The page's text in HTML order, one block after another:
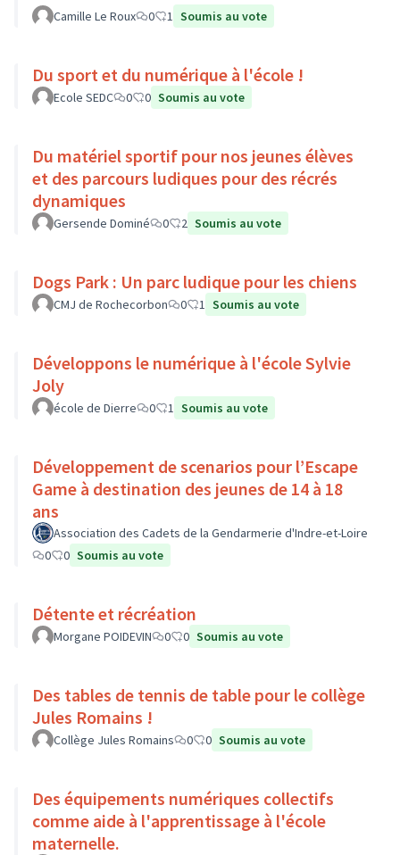
Camille Le Roux 0 1 Soumis au vote
Du sport et du numérique à l'école !
Ecole SEDC 0 0 Soumis au vote
Du matériel sportif pour nos jeunes élèves
et des parcours ludiques pour des récrés
dynamiques
Gersende Dominé 0 2 Soumis au vote
Dogs Park : Un parc ludique pour les chiens
CMJ de Rochecorbon 0 1 Soumis au vote
Développons le numérique à l'école Sylvie
Joly
école de Dierre 0 1 Soumis au vote
Développement de scenarios pour l’Escape
Game à destination des jeunes de 14 à 18
ans
Association des Cadets de la Gendarmerie d'Indre-et-Loire
0
0 Soumis au vote
Détente et récréation
Morgane POIDEVIN 0 0 Soumis au vote
Des tables de tennis de table pour le collège
Jules Romains !
Collège Jules Romains 0 0 Soumis au vote
Des équipements numériques collectifs
comme aide à l'apprentissage à l'école
maternelle.